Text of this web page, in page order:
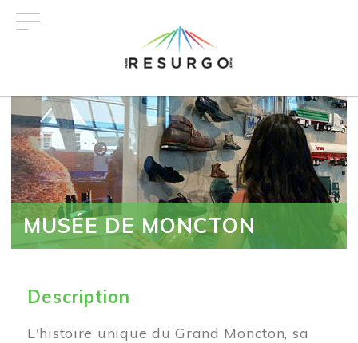
MUSÉE DE MONCTON
Description
L'histoire unique du Grand Moncton, sa